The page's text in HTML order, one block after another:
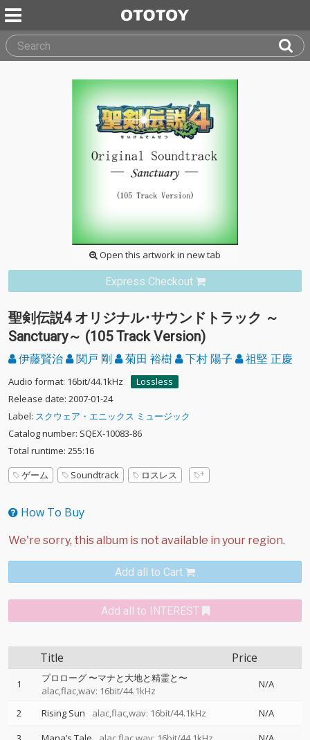
Open this artwork in new tab
Express Checkout
聖剣伝説4 オリジナル･サウンドトラック ～
Sanctuary～ (105 Track Version)
伊藤賢治 関戸 剛 菊田 裕樹 下村 陽子 祖堅 正慶
Audio format: 16bit/44.1kHz
Lossless
Release date: 2007-01-24
Label: スクウェア・エニックス ミュージック
Catalog number: SQEX-10083-86
Total runtime: 255:16
ゲーム
Soundtrack ロスレス
How To Buy
Add all to Cart
Add all to INTEREST
Title Price
1
プロローグ 〜マナと大地と精霊と〜
alac,flac,wav: 16bit/44.1kHz
N/A
2 Rising Sun alac,flac,wav: 16bit/44.1kHz
N/A